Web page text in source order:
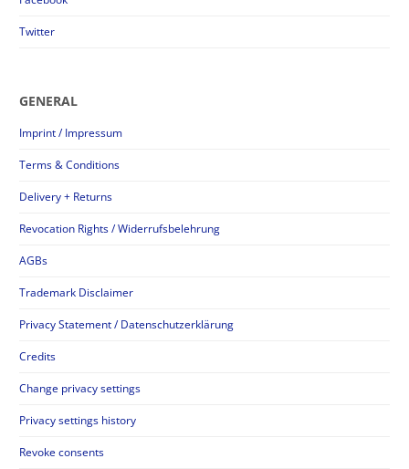
Twitter
GENERAL
Imprint / Impressum
Terms & Conditions
Delivery + Returns
Revocation Rights / Widerrufsbelehrung
AGBs
Trademark Disclaimer
Privacy Statement / Datenschutzerklärung
Credits
Change privacy settings
Privacy settings history
Revoke consents